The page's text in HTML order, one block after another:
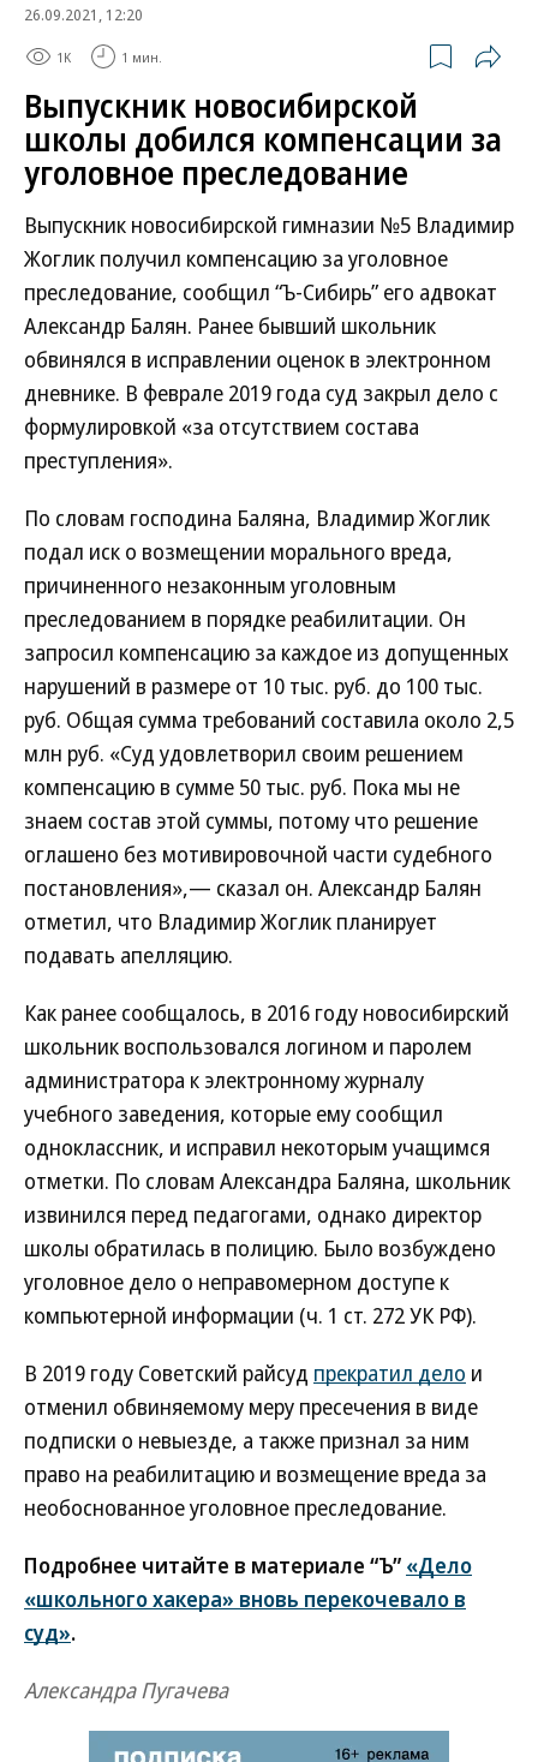
26.09.2021, 12:20
1K 1 мин.
Выпускник новосибирской
школы добился компенсации за
уголовное преследование
Выпускник новосибирской гимназии №5 Владимир
Жоглик получил компенсацию за уголовное
преследование, сообщил “Ъ-Сибирь” его адвокат
Александр Балян. Ранее бывший школьник
обвинялся в исправлении оценок в электронном
дневнике. В феврале 2019 года суд закрыл дело с
формулировкой «за отсутствием состава
преступления».
По словам господина Баляна, Владимир Жоглик
подал иск о возмещении морального вреда,
причиненного незаконным уголовным
преследованием в порядке реабилитации. Он
запросил компенсацию за каждое из допущенных
нарушений в размере от 10 тыс. руб. до 100 тыс.
руб. Общая сумма требований составила около 2,5
млн руб. «Суд удовлетворил своим решением
компенсацию в сумме 50 тыс. руб. Пока мы не
знаем состав этой суммы, потому что решение
оглашено без мотивировочной части судебного
постановления»,— сказал он. Александр Балян
отметил, что Владимир Жоглик планирует
подавать апелляцию.
Как ранее сообщалось, в 2016 году новосибирский
школьник воспользовался логином и паролем
администратора к электронному журналу
учебного заведения, которые ему сообщил
одноклассник, и исправил некоторым учащимся
отметки. По словам Александра Баляна, школьник
извинился перед педагогами, однако директор
школы обратилась в полицию. Было возбуждено
уголовное дело о неправомерном доступе к
компьютерной информации (ч. 1 ст. 272 УК РФ).
В 2019 году Советский райсуд прекратил дело и
отменил обвиняемому меру пресечения в виде
подписки о невыезде, а также признал за ним
право на реабилитацию и возмещение вреда за
необоснованное уголовное преследование.
Подробнее читайте в материале “Ъ” «Дело
«школьного хакера» вновь перекочевало в
суд».
Александра Пугачева